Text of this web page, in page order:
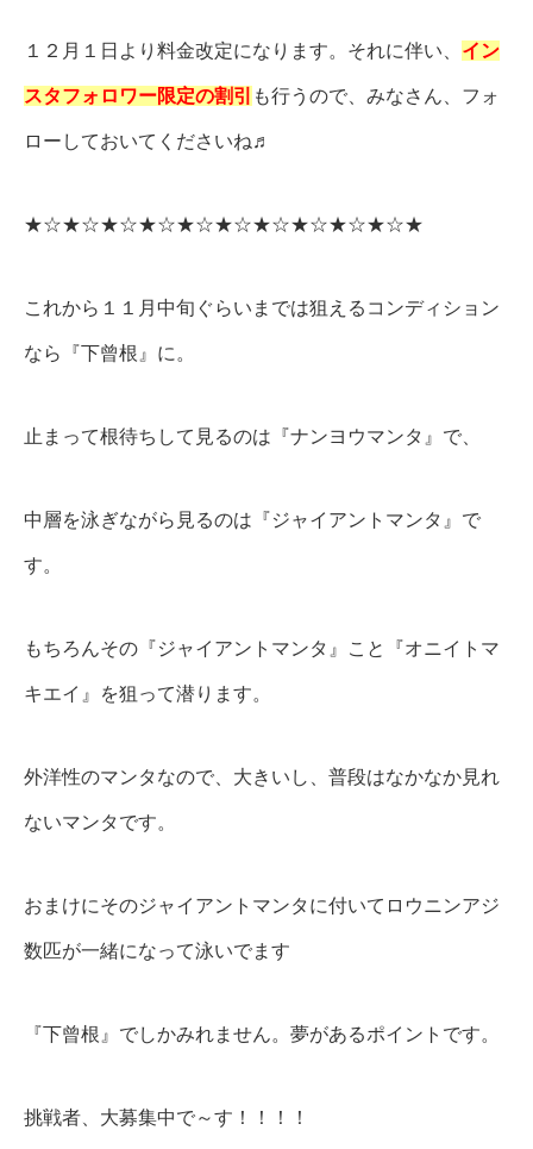
１２月１日より料金改定になります。それに伴い、 イン
スタフォロワー限定の割引 も行うので、みなさん、フォ
ローしておいてくださいね♬
★☆★☆★☆★☆★☆★☆★☆★☆★☆★☆★
これから１１月中旬ぐらいまでは狙えるコンディション
なら『下曾根』に。
止まって根待ちして見るのは『ナンヨウマンタ』で、
中層を泳ぎながら見るのは『ジャイアントマンタ』で
す。
もちろんその『ジャイアントマンタ』こと『オニイトマ
キエイ』を狙って潜ります。
外洋性のマンタなので、大きいし、普段はなかなか見れ
ないマンタです。
おまけにそのジャイアントマンタに付いてロウニンアジ
数匹が一緒になって泳いでます
『下曾根』でしかみれません。夢があるポイントです。
挑戦者、大募集中で～す！！！！